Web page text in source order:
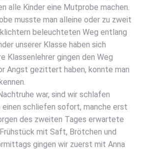
alle Kin­der eine Mut­pro­be machen.
muss­te man allei­ne oder zu zweit
beleuch­te­ten Weg ent­lang
unse­rer Klas­se haben sich
Klas­sen­leh­rer gin­gen den Weg
Angst gezit­tert haben, konn­te man
war, sind wir schla­fen
einen schlie­fen sofort, man­che erst
des zwei­ten Tages erwar­te­te
mit Saft, Bröt­chen und
gin­gen wir zuerst mit Anna